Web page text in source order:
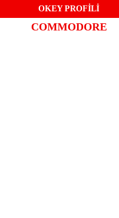
OKEY PROFİLİ
COMMODORE